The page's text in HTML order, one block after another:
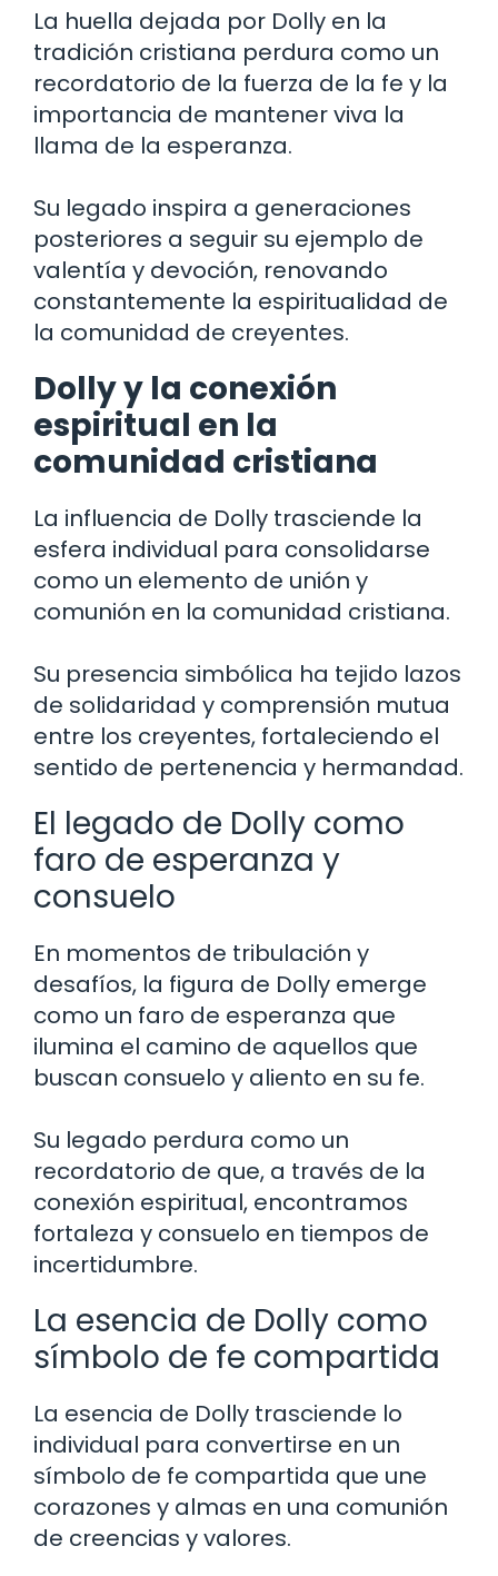
La huella dejada por Dolly en la
tradición cristiana perdura como un
recordatorio de la fuerza de la fe y la
importancia de mantener viva la
llama de la esperanza.
Su legado inspira a generaciones
posteriores a seguir su ejemplo de
valentía y devoción, renovando
constantemente la espiritualidad de
la comunidad de creyentes.
Dolly y la conexión
espiritual en la
comunidad cristiana
La influencia de Dolly trasciende la
esfera individual para consolidarse
como un elemento de unión y
comunión en la comunidad cristiana.
Su presencia simbólica ha tejido lazos
de solidaridad y comprensión mutua
entre los creyentes, fortaleciendo el
sentido de pertenencia y hermandad.
El legado de Dolly como
faro de esperanza y
consuelo
En momentos de tribulación y
desafíos, la figura de Dolly emerge
como un faro de esperanza que
ilumina el camino de aquellos que
buscan consuelo y aliento en su fe.
Su legado perdura como un
recordatorio de que, a través de la
conexión espiritual, encontramos
fortaleza y consuelo en tiempos de
incertidumbre.
La esencia de Dolly como
símbolo de fe compartida
La esencia de Dolly trasciende lo
individual para convertirse en un
símbolo de fe compartida que une
corazones y almas en una comunión
de creencias y valores.